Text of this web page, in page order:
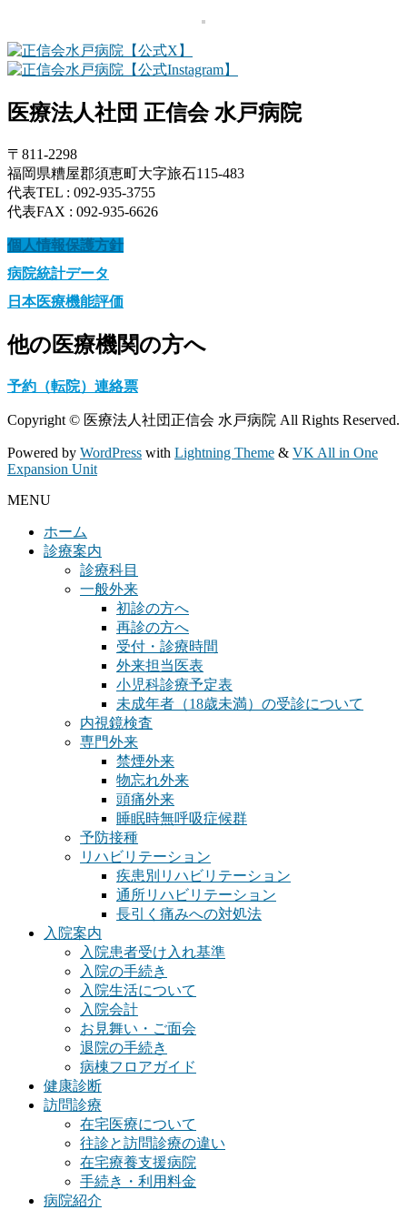
医療法人社団 正信会 水戸病院
〒811-2298
福岡県糟屋郡須恵町大字旅石115-483
代表TEL : 092-935-3755
代表FAX : 092-935-6626
個人情報保護方針
病院統計データ
日本医療機能評価
他の医療機関の方へ
予約（転院）連絡票
Copyright © 医療法人社団正信会 水戸病院 All Rights Reserved.
Powered by WordPress with Lightning Theme & VK All in One
Expansion Unit
MENU
ホーム
診療案内
診療科目
一般外来
初診の方へ
再診の方へ
受付・診療時間
外来担当医表
小児科診療予定表
未成年者（18歳未満）の受診について
内視鏡検査
専門外来
禁煙外来
物忘れ外来
頭痛外来
睡眠時無呼吸症候群
予防接種
リハビリテーション
疾患別リハビリテーション
通所リハビリテーション
長引く痛みへの対処法
入院案内
入院患者受け入れ基準
入院の手続き
入院生活について
入院会計
お見舞い・ご面会
退院の手続き
病棟フロアガイド
健康診断
訪問診療
在宅医療について
往診と訪問診療の違い
在宅療養支援病院
手続き・利用料金
病院紹介